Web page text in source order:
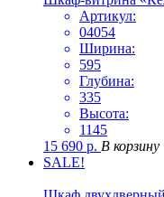
Артикул:
04054
Ширина:
595
Глубина:
335
Высота:
1145
15 690 р. В корзину
SALE!